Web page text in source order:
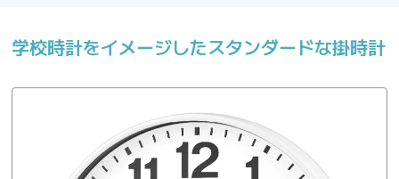
学校時計をイメージしたスタンダードな掛時計